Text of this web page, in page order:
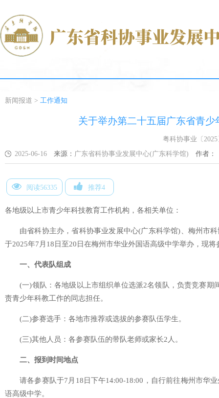
新闻报道 > 工作通知
关于举办第二十五届广东省青
粤科协事业〔2025
2025-06-16
来源： 广东省科协事业发展中心(广东科学馆) 作者：
阅读56335 推荐4
各地级以上市青少年科技教育工作机构，各相关单位：
由省科协主办，省科协事业发展中心(广东科学馆)、梅州市
于2025年7月18日至20日在梅州市华业外国语高级中学举办，现
一、代表队组成
(一)领队：各地级以上市组织单位选派2名领队，负责竞赛
责青少年科教工作的同志担任。
(二)参赛选手：各地市推荐或选拔的参赛队伍学生。
(三)其他人员：各参赛队伍的带队老师或家长2人。
二、报到时间地点
请各参赛队于7月18日下午14:00-18:00，自行前往梅州市华
语高级中学。